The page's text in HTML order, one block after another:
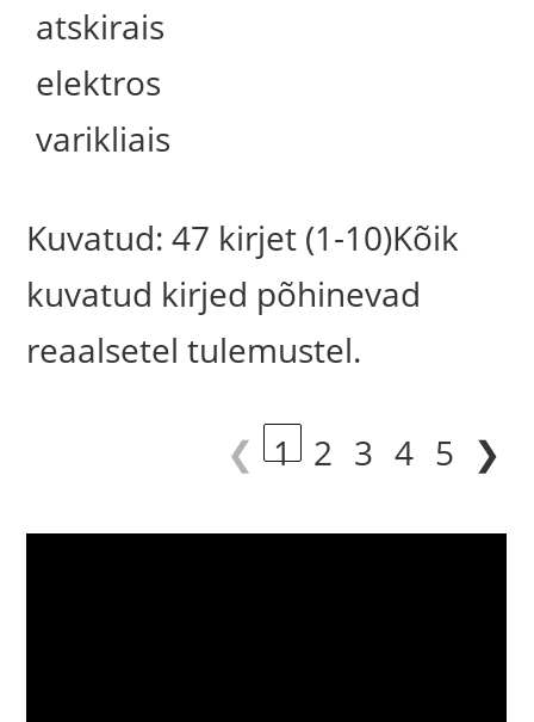
atskirais
elektros
varikliais
Kuvatud: 47 kirjet (1-10)Kõik
kuvatud kirjed põhinevad
reaalsetel tulemustel.
❮ 1 2 3 4 5 ❯